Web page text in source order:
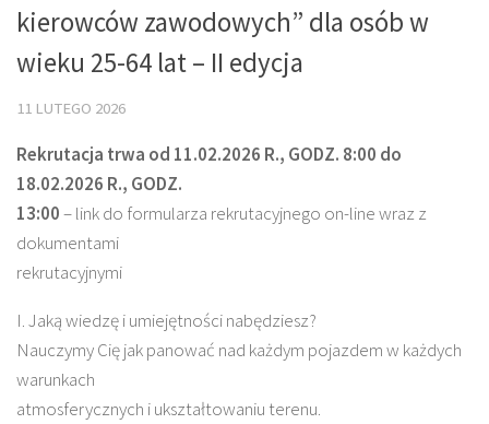
kierowców zawodowych” dla osób w
wieku 25-64 lat – II edycja
11 LUTEGO 2026
Rekrutacja trwa od 11.02.2026 R., GODZ. 8:00 do
18.02.2026 R., GODZ.
13:00– link do formularza rekrutacyjnego on-line wraz z
dokumentami
rekrutacyjnymi
I. Jaką wiedzę i umiejętności nabędziesz?
Nauczymy Cię jak panować nad każdym pojazdem w każdych
warunkach
atmosferycznych i ukształtowaniu terenu.